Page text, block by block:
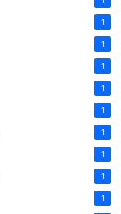
1
1
1
1
1
1
1
1
1